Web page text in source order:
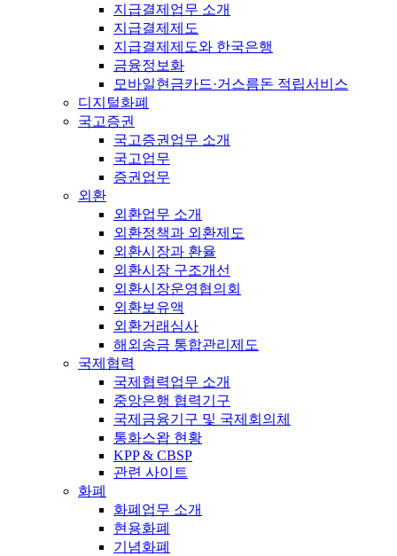
지급결제업무 소개
지급결제제도
지급결제제도와 한국은행
금융정보화
모바일현금카드·거스름돈 적립서비스
디지털화폐
국고증권
국고증권업무 소개
국고업무
증권업무
외환
외환업무 소개
외환정책과 외환제도
외환시장과 환율
외환시장 구조개선
외환시장운영협의회
외환보유액
외환거래심사
해외송금 통합관리제도
국제협력
국제협력업무 소개
중앙은행 협력기구
국제금융기구 및 국제회의체
통화스왑 현황
KPP & CBSP
관련 사이트
화폐
화폐업무 소개
현용화폐
기념화폐